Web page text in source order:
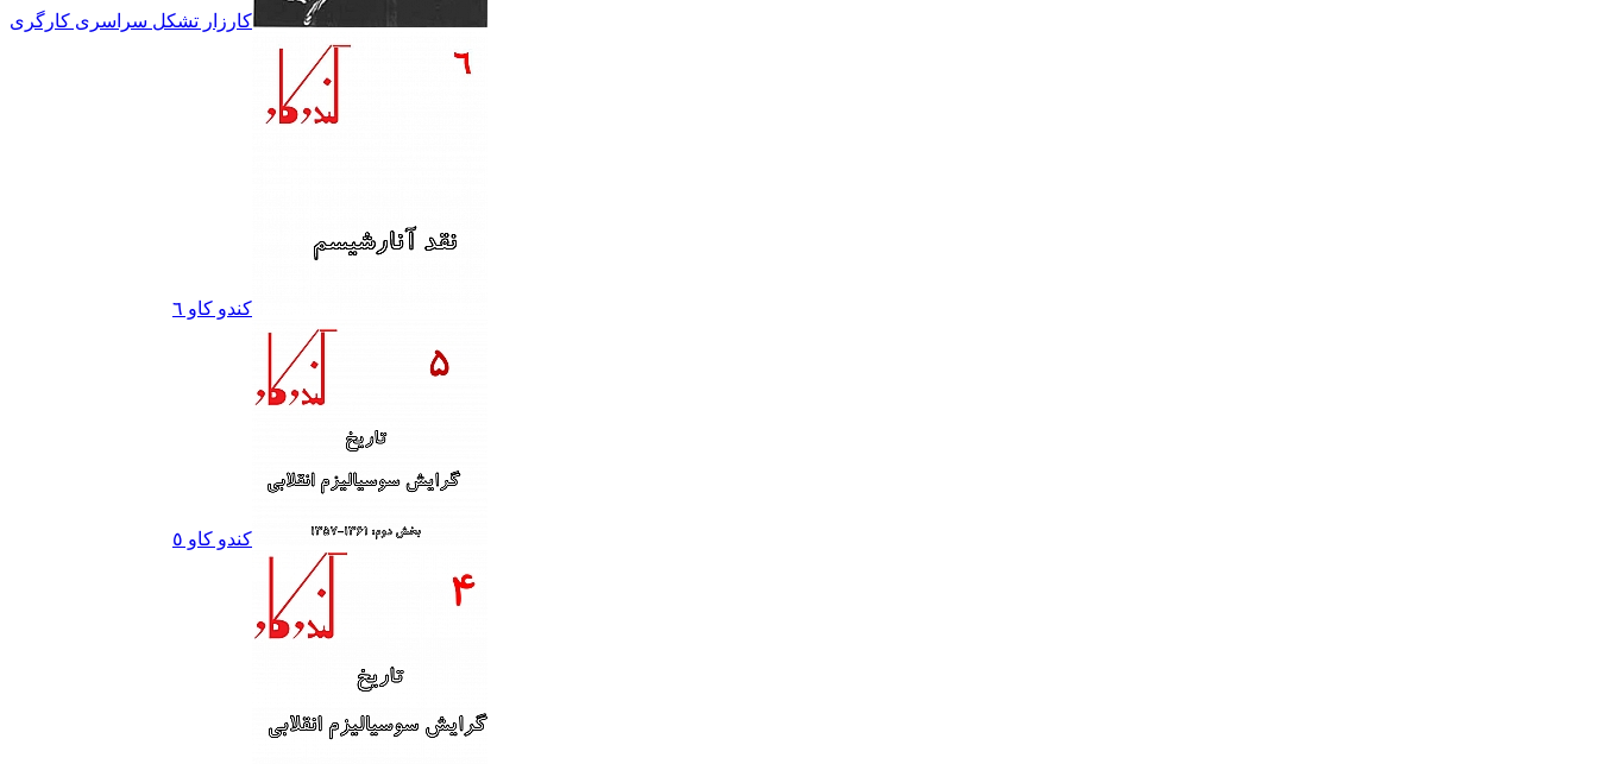
کارزار تشکل سراسرى کارگرى
کندو کاو ٦
کندو کاو ٥